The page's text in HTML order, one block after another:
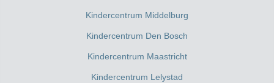
Kindercentrum Middelburg
Kindercentrum Den Bosch
Kindercentrum Maastricht
Kindercentrum Lelystad